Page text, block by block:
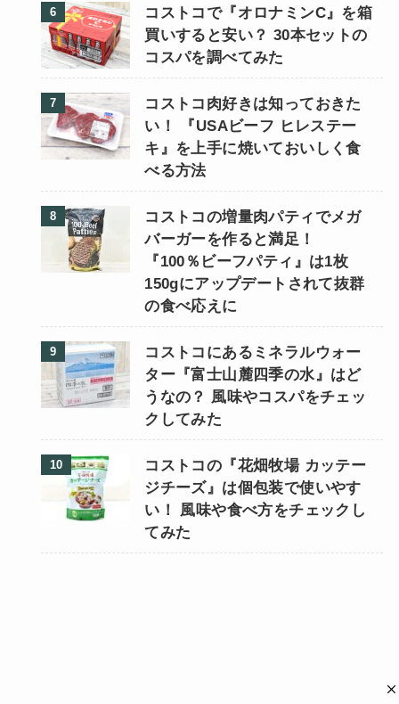
コストコで『オロナミンC』を箱
買いすると安い？ 30本セットの
コスパを調べてみた
コストコ肉好きは知っておきた
い！ 『USAビーフ ヒレステー
キ』を上手に焼いておいしく食
べる方法
コストコの増量肉パティでメガ
バーガーを作ると満足！
『100％ビーフパティ』は1枚
150gにアップデートされて抜群
の食べ応えに
コストコにあるミネラルウォー
ター『富士山麓四季の水』はど
うなの？ 風味やコスパをチェッ
クしてみた
コストコの『花畑牧場 カッテー
ジチーズ』は個包装で使いやす
い！ 風味や食べ方をチェックし
てみた